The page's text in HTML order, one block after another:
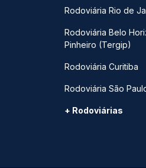
Rodoviária Rio de
Rodoviária Belo
Pinheiro (Tergip)
Rodoviária Curitiba
Rodoviária São
+ Rodoviárias